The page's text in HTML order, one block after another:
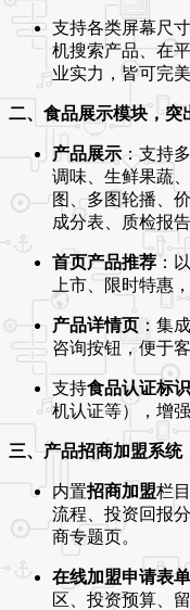
支持各类屏幕尺
机搜索产品、在
业实力，皆可完美
二、食品展示模块，突
产品展示 ：支持
调味、生鲜果蔬
图、多图轮播、
成分表、质检报告
首页产品推荐：
上市、限时特惠
产品详情页：集
咨询按钮，便于客
支持食品认证标识
机认证等），增
三、产品招商加盟系统
内置招商加盟栏
流程、投资回报
商专题页。
在线加盟申请表单
区、投资预算、